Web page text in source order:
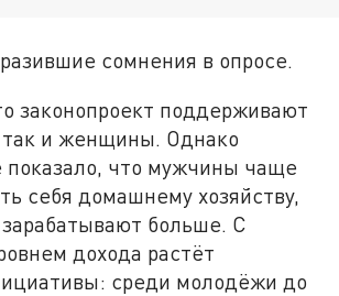
сомнения в опросе.
законопроект поддерживают
и женщины. Однако
показало, что мужчины чаще
себя домашнему хозяйству,
больше. С
дохода растёт
среди молодёжи до